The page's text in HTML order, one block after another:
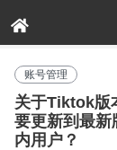
账号管理
关于Tiktok版
要更新到最新
内用户？